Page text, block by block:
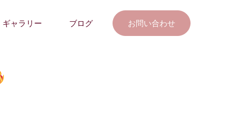
ギャラリー ブログ お問い合わせ